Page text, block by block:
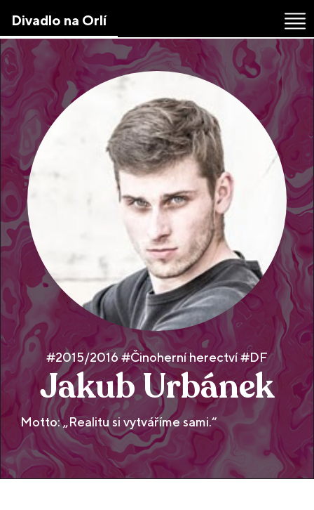
the
content
↷
Divadlo na Orlí
#2015/2016 #Činoherní herectví #DF
Jakub Urbánek
Motto: „Realitu si vytváříme sami.“